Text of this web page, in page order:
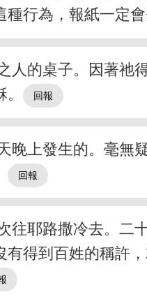
行為，報紙一定會
的桌子。因著祂
上發生的。毫無
往耶路撒冷去。二
得到百姓的稱許